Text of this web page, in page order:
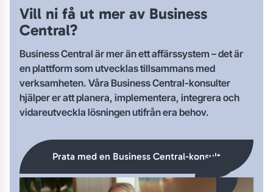
Vill ni få ut mer av Business
Central?
Business Central är mer än ett affärssystem – det är
en plattform som utvecklas tillsammans med
verksamheten. Våra Business Central-konsulter
hjälper er att planera, implementera, integrera och
vidareutveckla lösningen utifrån era behov.
Prata med en Business Central-konsult